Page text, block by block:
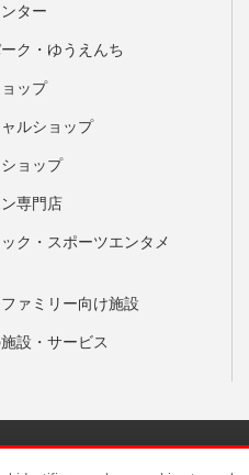
ター
ク・ゆうえんち
ップ
ルショップ
ョップ
専門店
ク・スポーツエンタメ
ァミリー向け施設
設・サービス